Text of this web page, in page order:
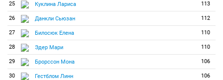
25 Куклина Лариса 113
26 Данкли Сьюзан 112
27 Билосюк Елена 110
28 Эдер Мари 110
29 Брорссон Мона 106
30 Гестблом Линн 106